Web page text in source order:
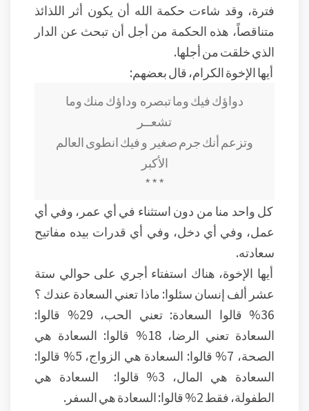
فترة، وقد شاءت حكمة الله أن يكون أثر اللذائذ
متناقصاً، هذه الحكمة من أجل أن تبحث عن الدار
الذي خلقت من أجلها.
أيها الإخوة الكرام، قال بعضهم:
دواؤك فيك وما تبصره وداؤك منك وما
تشعــر
وتزعم أنك جرم صغير و فيك انطوى العالم
الأكبر
* * *
كل واحد منا من دون استثناء في أي عمر، وفي أي
عمل، وفي أي دخل، وفي أي قدرات بيده مفاتيح
سعادته.
أيها الإخوة، هناك استفتاء أجري على حوالي ستة
عشر ألف إنسان سئلوا: ماذا تعني السعادة عندك ؟
36% قالوا السعادة: تعني الحب، 29% قالوا:
السعادة تعني الرضا، 18% قالوا: السعادة هي
الصحة، 7% قالوا: السعادة هي الزواج، 5% قالوا:
السعادة هي المال، 3% قالوا: السعادة هي
الطفولة، فقط 2% قالوا: السعادة هي السفر.